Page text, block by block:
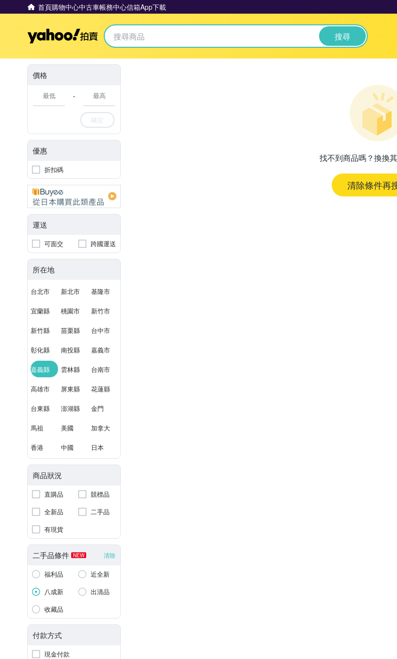
首頁購物中心中古車帳務中心信箱App下載
Yahoo拍賣 搜尋
價格
-
確定
優惠
折扣碼
運送
可面交 跨國運送
所在地
台北市 新北市 基隆市
宜蘭縣 桃園市 新竹市
新竹縣 苗栗縣 台中市
彰化縣 南投縣 嘉義市
嘉義縣 雲林縣 台南市
高雄市 屏東縣 花蓮縣
台東縣 澎湖縣 金門
馬祖 美國 加拿大
香港 中國 日本
商品狀況
直購品
競標品
全新品
二手品
有現貨
二手品條件 NEW 清除
福利品
近全新
八成新
出清品
收藏品
付款方式
現金付款
找不到商品嗎？換換
清除條件再